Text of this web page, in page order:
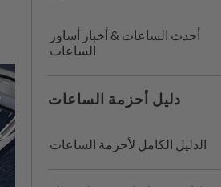
أحدث الساعات & أخبار أساور
الساعات
دليل أحزمة الساعات
الدليل الكامل لأحزمة الساعات